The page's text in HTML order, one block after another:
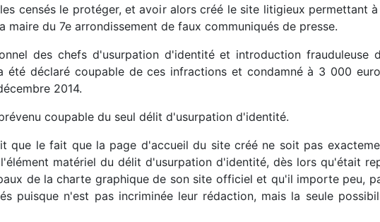
censés le protéger, et avoir alors créé le site litigieux permettant
du 7e arrondissement de faux communiqués de presse.
des chefs d'usurpation d'identité et introduction frauduleuse
été déclaré coupable de ces infractions et condamné à 3 000
2014.
coupable du seul délit d'usurpation d'identité.
que le fait que la page d'accueil du site créé ne soit pas
matériel du délit d'usurpation d'identité, dès lors qu'était
de la charte graphique de son site officiel et qu'il importe peu,
puisque n'est pas incriminée leur rédaction, mais la seule